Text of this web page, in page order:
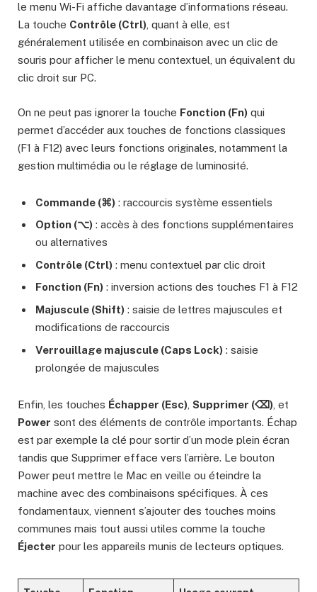
le menu Wi-Fi affiche davantage d’informations réseau.
La touche Contrôle (Ctrl), quant à elle, est
généralement utilisée en combinaison avec un clic de
souris pour afficher le menu contextuel, un équivalent du
clic droit sur PC.
On ne peut pas ignorer la touche Fonction (Fn) qui
permet d’accéder aux touches de fonctions classiques
(F1 à F12) avec leurs fonctions originales, notamment la
gestion multimédia ou le réglage de luminosité.
Commande (⌘) : raccourcis système essentiels
Option (⌥) : accès à des fonctions supplémentaires
ou alternatives
Contrôle (Ctrl) : menu contextuel par clic droit
Fonction (Fn) : inversion actions des touches F1 à F12
Majuscule (Shift) : saisie de lettres majuscules et
modifications de raccourcis
Verrouillage majuscule (Caps Lock) : saisie
prolongée de majuscules
Enfin, les touches Échapper (Esc) Supprimer (⌫) , et
Power sont des éléments de contrôle importants. Échap
est par exemple la clé pour sortir d’un mode plein écran
tandis que Supprimer efface vers l’arrière. Le bouton
Power peut mettre le Mac en veille ou éteindre la
machine avec des combinaisons spécifiques. À ces
fondamentaux, viennent s’ajouter des touches moins
communes mais tout aussi utiles comme la touche
Éjecter pour les appareils munis de lecteurs optiques.